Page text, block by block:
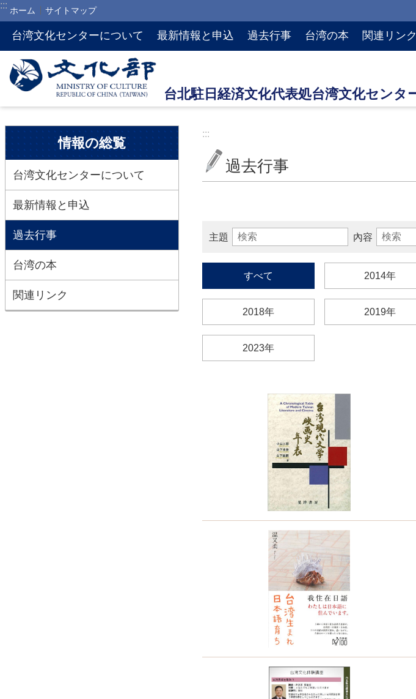
メインのコンテンツブロックにジャンプします
::: ホーム サイトマップ
台湾文化センターについて 最新情報と申込 過去行事 台湾の本 関連リンク
:::
情報の総覧
台湾文化センターについて
最新情報と申込
過去行事
台湾の本
関連リンク
:::
過去行事
主題 內容
すべて 2014年
2018年 2019年
2023年